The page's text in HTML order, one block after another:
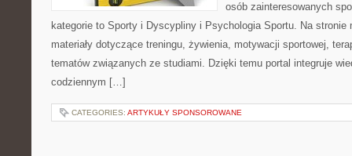
osób zainteresowanych
kategorie to Sporty i Dyscypliny i Psychologia Sportu. Na stronie
materiały dotyczące treningu, żywienia, motywacji sportowej,
tematów związanych ze studiami. Dzięki temu portal integruje
codziennym […]
CATEGORIES: ARTYKUŁY SPONSOROWANE